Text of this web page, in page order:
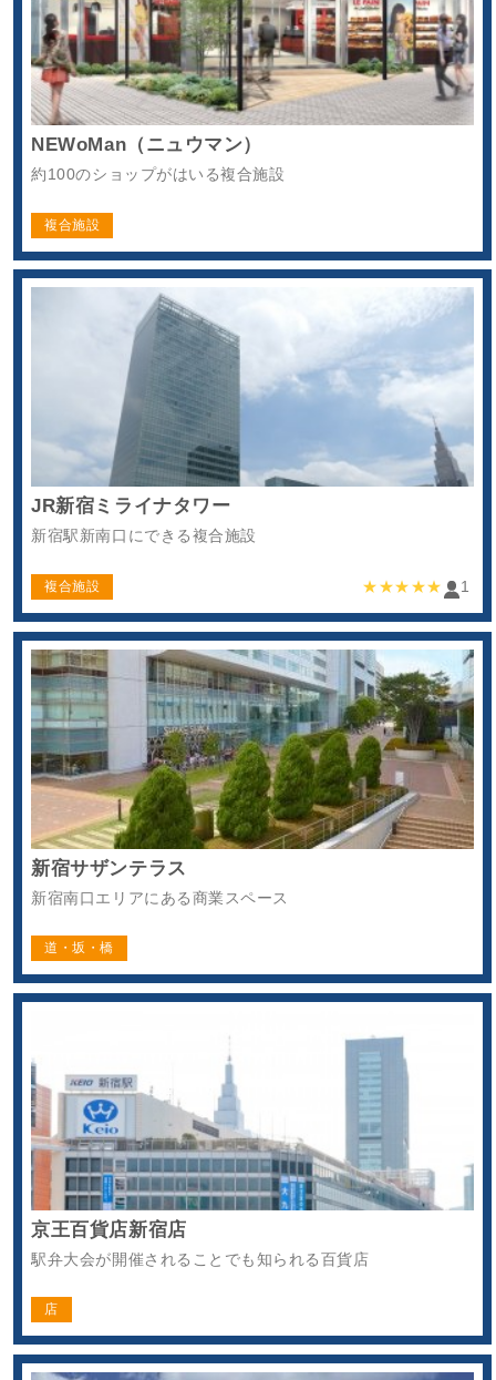
NEWoMan（ニュウマン）
約100のショップがはいる複合施設
複合施設
JR新宿ミライナタワー
新宿駅新南口にできる複合施設
複合施設 ★★★★★ 1
新宿サザンテラス
新宿南口エリアにある商業スペース
道・坂・橋
京王百貨店新宿店
駅弁大会が開催されることでも知られる百貨店
店